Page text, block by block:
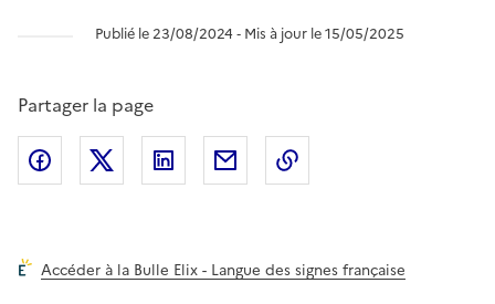
Publié le 23/08/2024 ‐ Mis à jour le 15/05/2025
Partager la page
Partager l'article surFacebook
Partager l'article sur X (anciennement
Partager l'article sur
Partager l'article par courriel
Accéder à la Bulle Elix - Langue des signes française